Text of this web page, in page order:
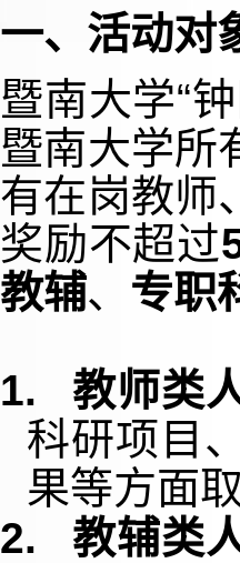
一、活动对
暨南大学“
暨南大学所
有在岗教师
奖励不超过
教辅、 专职
1. 教师类
科研项目
果等方面
2.
教辅类